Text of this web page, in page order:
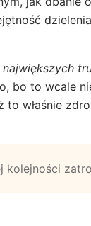
bo to wcale
właśnie
kolejności